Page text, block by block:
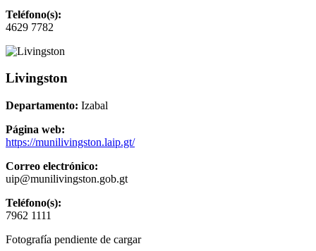
Teléfono(s):
4629 7782
Livingston
Departamento: Izabal
Página web:
https://munilivingston.laip.gt/
Correo electrónico:
uip@munilivingston.gob.gt
Teléfono(s):
7962 1111
Fotografía pendiente de cargar